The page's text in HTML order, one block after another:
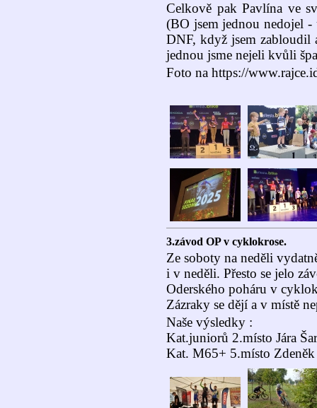
Celkově pak Pavlína ve
(BO jsem jednou nedojel
DNF, když jsem zabloudil
jednou jsme nejeli kvůli
Foto na https://
3.závod OP v cyklokrose.
Ze soboty na neděli
i v neděli. Přesto se jelo
Oderského poháru v
Zázraky se dějí a v místě
Naše výsledky :
Kat.juniorů 2.místo Jára
Kat. M65+ 5.místo